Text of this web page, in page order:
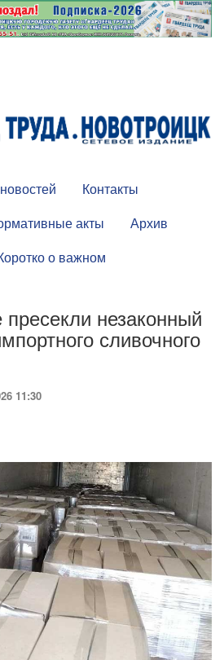
Контакты
акты
Архив
о важном
незаконный
сливочного
11:30